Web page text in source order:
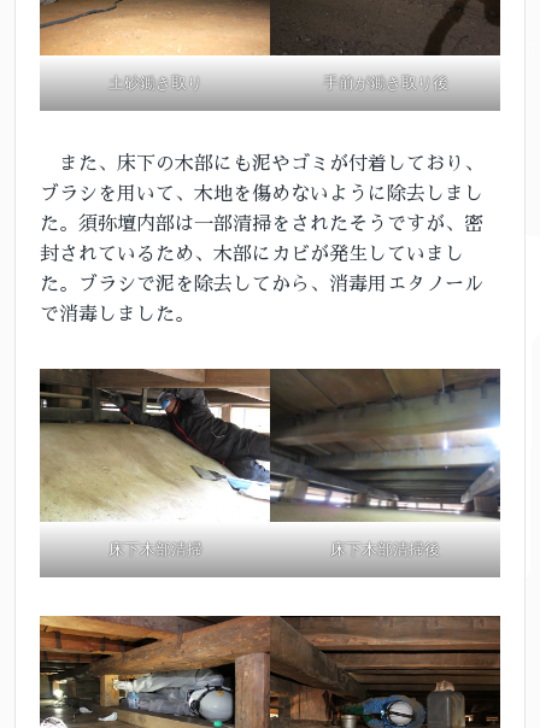
土砂鋤き取り 手前が鋤き取り後
また、床下の木部にも泥やゴミが付着しており、
ブラシを用いて、木地を傷めないように除去しまし
た。須弥壇内部は一部清掃をされたそうですが、密
封されているため、木部にカビが発生していまし
た。ブラシで泥を除去してから、消毒用エタノール
で消毒しました。
床下木部清掃 床下木部清掃後